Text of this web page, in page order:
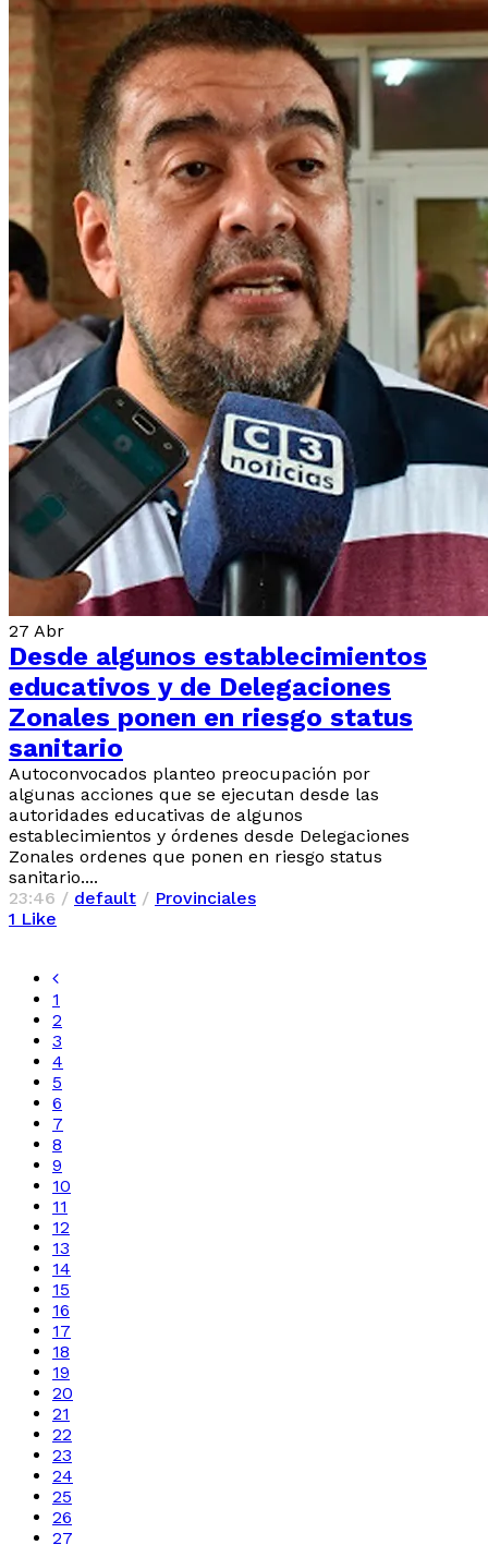
27 Abr
Desde algunos establecimientos
educativos y de Delegaciones
Zonales ponen en riesgo status
sanitario
Autoconvocados planteo preocupación por
algunas acciones que se ejecutan desde las
autoridades educativas de algunos
establecimientos y órdenes desde Delegaciones
Zonales ordenes que ponen en riesgo status
sanitario....
23:46 / default / Provinciales
1 Like
1
2
3
4
5
6
7
8
9
10
11
12
13
14
15
16
17
18
19
20
21
22
23
24
25
26
27